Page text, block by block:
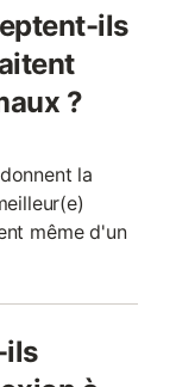
ils
?
la
même d'un
ils